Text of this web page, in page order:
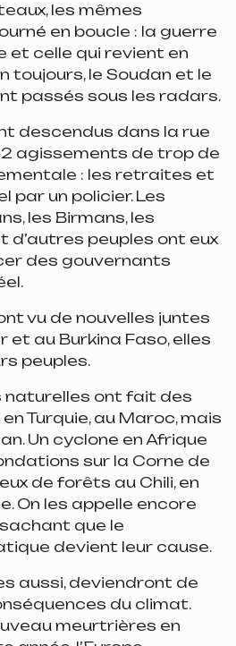
les mêmes
en boucle : la guerre
et celle qui revient en
toujours, le Soudan et le
passés sous les radars.
descendus dans la rue
agissements de trop de
: les retraites et
par un policier. Les
les Birmans, les
peuples ont eux
des gouvernants
vu de nouvelles juntes
et au Burkina Faso, elles
peuples.
naturelles ont fait des
Turquie, au Maroc, mais
Un cyclone en Afrique
sur la Corne de
de forêts au Chili, en
On les appelle encore
que le
devient leur cause.
aussi, deviendront de
du climat.
meurtrières en